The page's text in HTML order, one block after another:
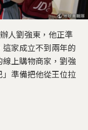
人劉強東，他正準
家成立不到兩年的
上購物商家，劉強
準備把他從王位拉